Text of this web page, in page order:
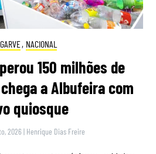
, NACIONAL
150 milhões de
a Albufeira com
quiosque
2026 | Henrique Dias Freire